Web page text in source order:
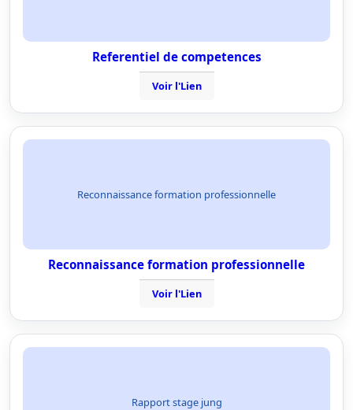
Referentiel de competences
Voir l'Lien
Reconnaissance formation professionnelle
Reconnaissance formation professionnelle
Voir l'Lien
Rapport stage jung